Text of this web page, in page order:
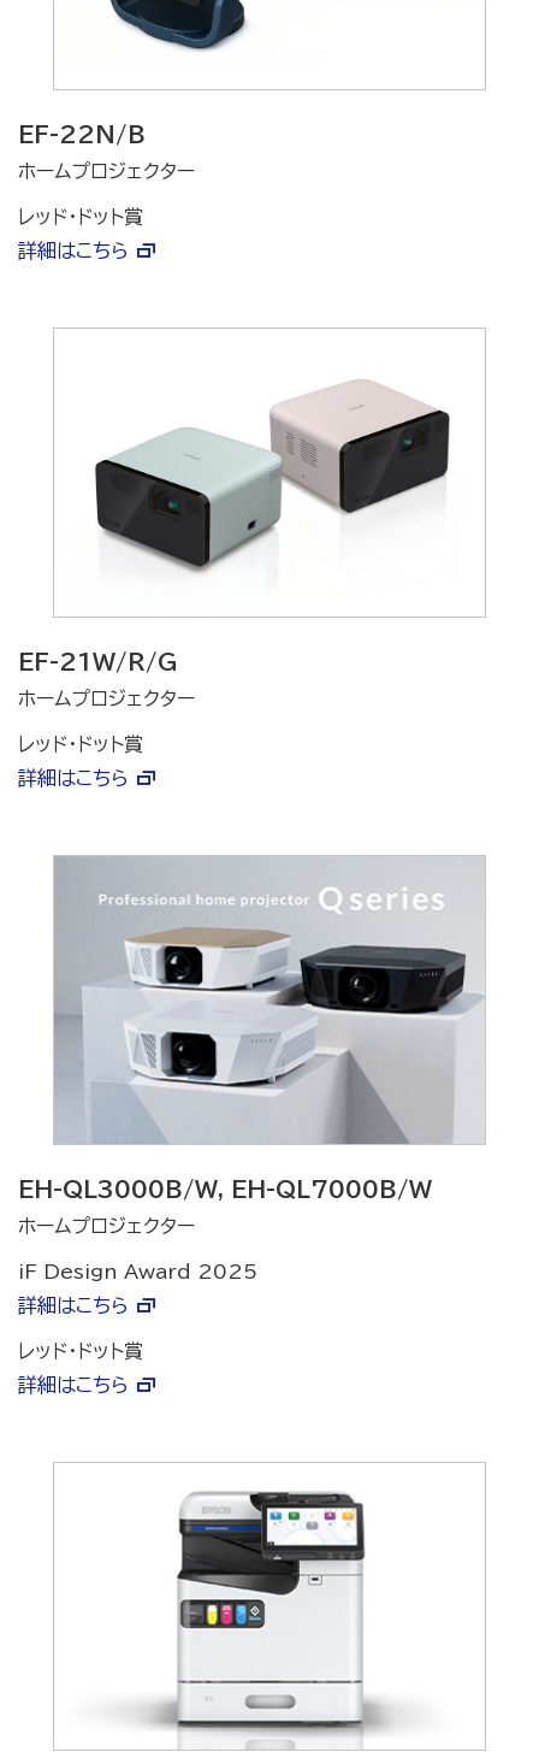
EF-22N/B
ホームプロジェクター
レッド・ドット賞
詳細はこちら
EF-21W/R/G
ホームプロジェクター
レッド・ドット賞
詳細はこちら
EH-QL3000B/W, EH-QL7000B/W
ホームプロジェクター
iF Design Award 2025
詳細はこちら
レッド・ドット賞
詳細はこちら